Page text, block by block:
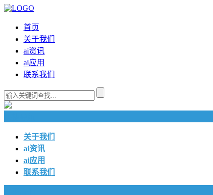
首页
关于我们
ai资讯
ai应用
联系我们
关于我们
ai资讯
ai应用
联系我们